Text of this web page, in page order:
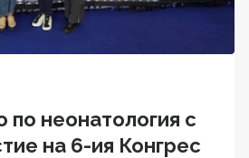
по неонатология с
на 6-ия Конгрес